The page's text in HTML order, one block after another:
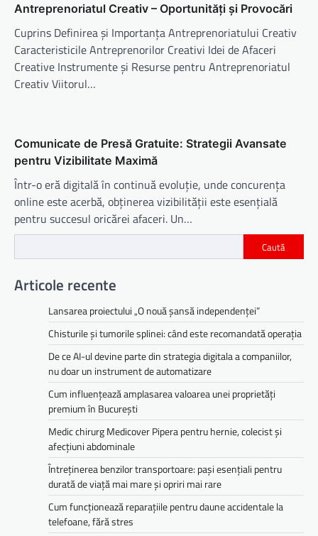
Antreprenoriatul Creativ – Oportunități și Provocări
Cuprins Definirea și Importanța Antreprenoriatului Creativ
Caracteristicile Antreprenorilor Creativi Idei de Afaceri
Creative Instrumente și Resurse pentru Antreprenoriatul
Creativ Viitorul…
Comunicate de Presă Gratuite: Strategii Avansate
pentru Vizibilitate Maximă
Într-o eră digitală în continuă evoluție, unde concurența
online este acerbă, obținerea vizibilității este esențială
pentru succesul oricărei afaceri. Un…
Caută
Articole recente
Lansarea proiectului „O nouă șansă independenței”
Chisturile și tumorile splinei: când este recomandată operația
De ce AI-ul devine parte din strategia digitala a companiilor,
nu doar un instrument de automatizare
Cum influențează amplasarea valoarea unei proprietăți
premium în București
Medic chirurg Medicover Pipera pentru hernie, colecist și
afecțiuni abdominale
Întreținerea benzilor transportoare: pași esențiali pentru
durată de viață mai mare și opriri mai rare
Cum funcționează reparațiile pentru daune accidentale la
telefoane, fără stres